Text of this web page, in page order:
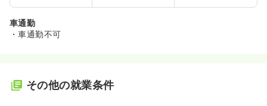
車通勤
・車通勤不可
その他の就業条件